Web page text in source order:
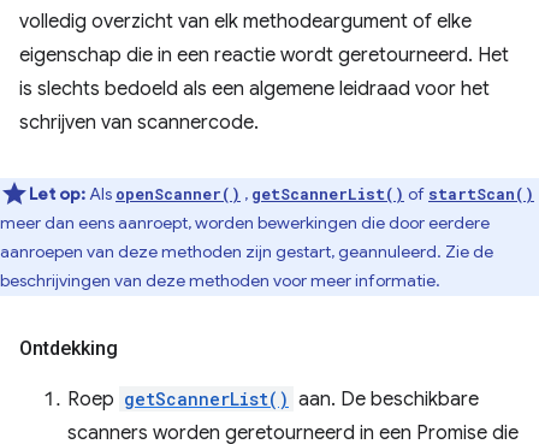
volledig overzicht van elk methodeargument of elke
eigenschap die in een reactie wordt geretourneerd. Het
is slechts bedoeld als een algemene leidraad voor het
schrijven van scannercode.
Let op:Als openScanner() , getScannerList() of startScan()
meer dan eens aanroept, worden bewerkingen die door eerdere
aanroepen van deze methoden zijn gestart, geannuleerd. Zie de
beschrijvingen van deze methoden voor meer informatie.
Ontdekking
Roep getScannerList() aan. De beschikbare
scanners worden geretourneerd in een Promise die